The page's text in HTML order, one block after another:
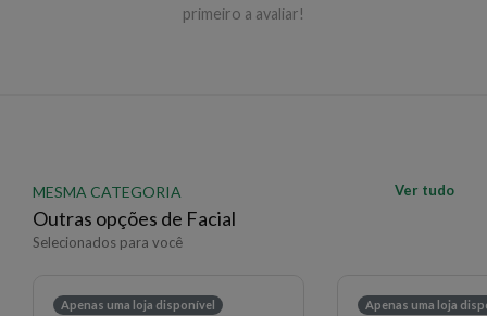
exposição ao sol. Reaplique após suor intenso, banho
primeiro a avaliar!
MESMA CATEGORIA
Outras opções de Facial
Selecionados para você
Ver tudo
Apenas uma loja disponível Apenas uma loja